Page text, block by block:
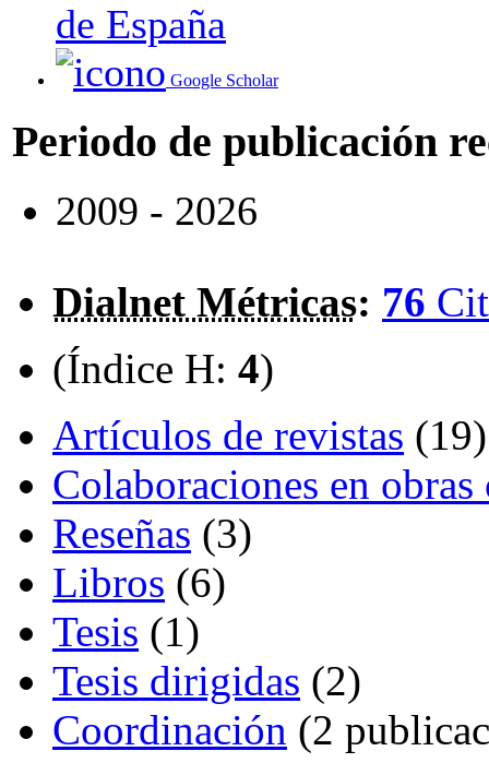
de España
Google Scholar
Periodo de publicación
2009 - 2026
Dialnet Métricas: 76
(Índice H: 4)
Artículos de revistas (19)
Colaboraciones en
Reseñas (3)
Libros (6)
Tesis (1)
Tesis dirigidas (2)
Coordinación (2